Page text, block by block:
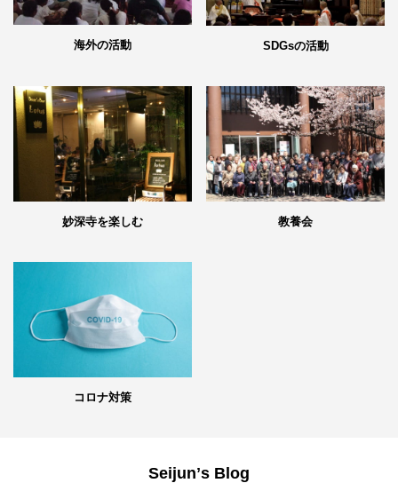
海外の活動 SDGsの活動
妙深寺を楽しむ 教養会
コロナ対策
Seijunʼs Blog